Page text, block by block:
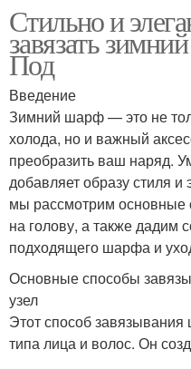
Стильно и
завязать
Под
Введение
Зимний шарф — это не
холода, но и важный
преобразить ваш наряд.
добавляет образу стиля и
мы рассмотрим
на голову, а также дадим
подходящего шарфа и
Основные способы
узел
Этот способ
типа лица и волос. Он